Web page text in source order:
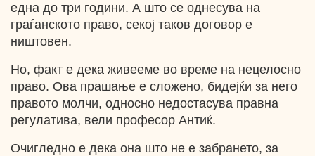
една до три години. А што се однесува на
граѓанското право, секој таков договор е
ништовен.
Но, факт е дека живееме во време на нецелосно
право. Ова прашање е сложено, бидејќи за него
правото молчи, односно недостасува правна
регулатива, вели професор Антиќ.
Очигледно е дека она што не е забрането, за